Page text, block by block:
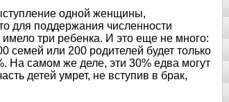
одной женщины,
для поддержания численности
три ребенка. И это еще не много:
семей или 200 родителей будет только
На самом же деле, эти 30% едва могут
детей умрет, не вступив в брак,